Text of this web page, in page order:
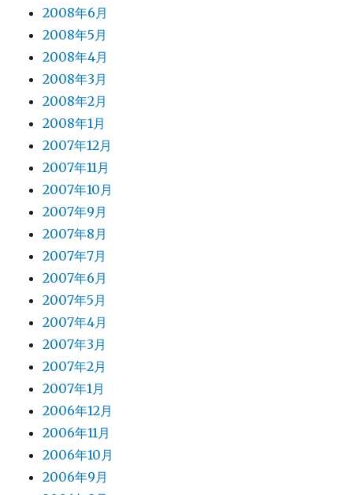
2008年6月
2008年5月
2008年4月
2008年3月
2008年2月
2008年1月
2007年12月
2007年11月
2007年10月
2007年9月
2007年8月
2007年7月
2007年6月
2007年5月
2007年4月
2007年3月
2007年2月
2007年1月
2006年12月
2006年11月
2006年10月
2006年9月